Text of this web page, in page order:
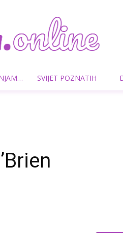
SVIJET POZNATIH